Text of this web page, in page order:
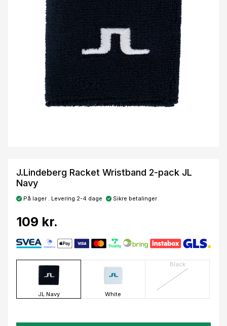
J.Lindeberg Racket Wristband 2-pack JL
Navy
På lager . Levering 2-4 dage Sikre betalinger
109 kr.
JL Navy White
Black